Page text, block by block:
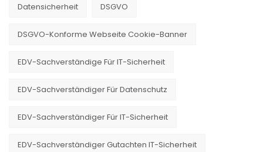
Datensicherheit DSGVO
DSGVO-Konforme Webseite Cookie-Banner
EDV-Sachverständige Für IT-Sicherheit
EDV-Sachverständiger Für Datenschutz
EDV-Sachverständiger Für IT-Sicherheit
EDV-Sachverständiger Gutachten IT-Sicherheit